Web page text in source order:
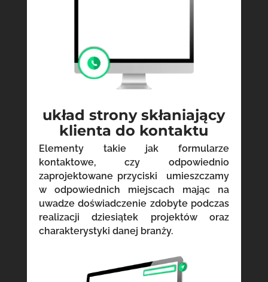
układ strony skłaniający
klienta do kontaktu
Elementy takie jak formularze
kontaktowe, czy odpowiednio
zaprojektowane przyciski umieszczamy
w odpowiednich miejscach mając na
uwadze doświadczenie zdobyte podczas
realizacji dziesiątek projektów oraz
charakterystyki danej branży.